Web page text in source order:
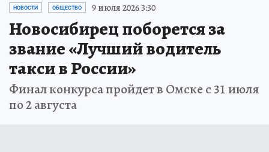
НОВОСТИ ОБЩЕСТВО 9 июля 2026 3:30
Новосибирец поборется за
звание «Лучший водитель
такси в России»
Финал конкурса пройдет в Омске с 31 июля
по 2 августа